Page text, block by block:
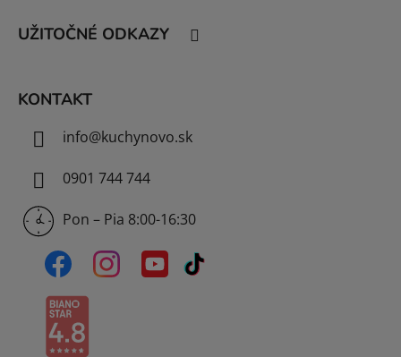
UŽITOČNÉ ODKAZY
KONTAKT
info@kuchynovo.sk
0901 744 744
Pon – Pia 8:00-16:30